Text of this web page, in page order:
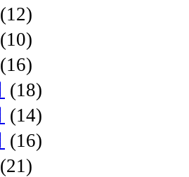
(12)
(10)
(16)
(18)
(14)
(16)
(21)